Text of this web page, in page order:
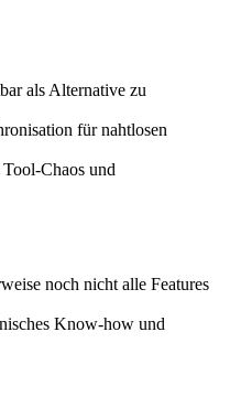
als Alternative zu
für nahtlosen
Chaos und
noch nicht alle Features
Know-how und